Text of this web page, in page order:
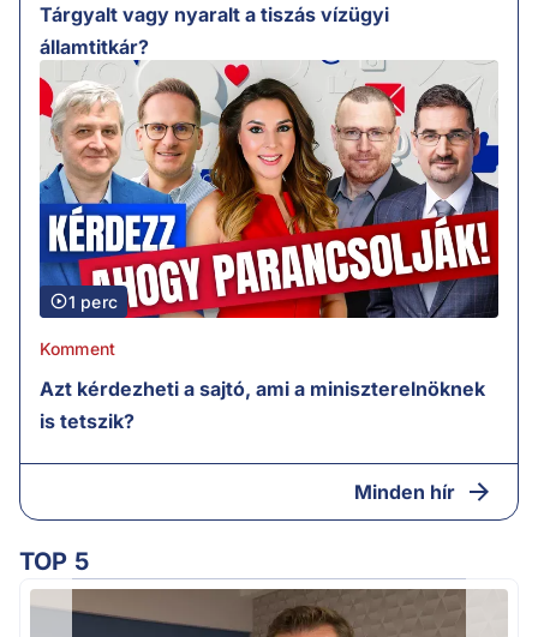
Tárgyalt vagy nyaralt a tiszás vízügyi
államtitkár?
1 perc
Komment
Azt kérdezheti a sajtó, ami a miniszterelnöknek
is tetszik?
Minden hír
TOP 5